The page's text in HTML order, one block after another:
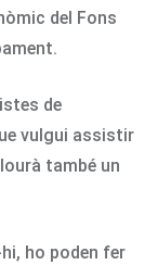
del Fons
de
vulgui assistir
també un
ho poden fer